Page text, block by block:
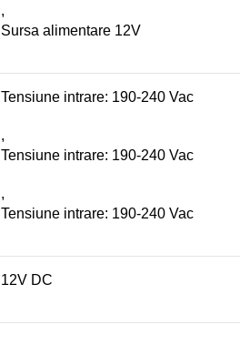
,
Sursa alimentare 12V
Tensiune intrare: 190-240 Vac
,
Tensiune intrare: 190-240 Vac
,
Tensiune intrare: 190-240 Vac
12V DC